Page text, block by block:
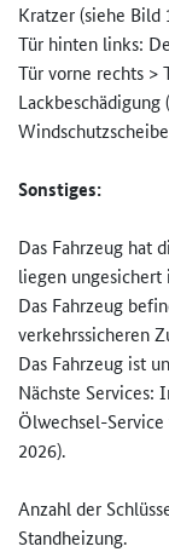
Kratzer (siehe Bild
Tür hinten links:
Tür vorne rechts >
Lackbeschädigung
Sonstiges:
Das Fahrzeug hat
liegen
Das Fahrzeug
verkehrssicheren
Das Fahrzeug ist
Nächste Services:
Ölwechsel-
2026).
Anzahl der
Standheizung.